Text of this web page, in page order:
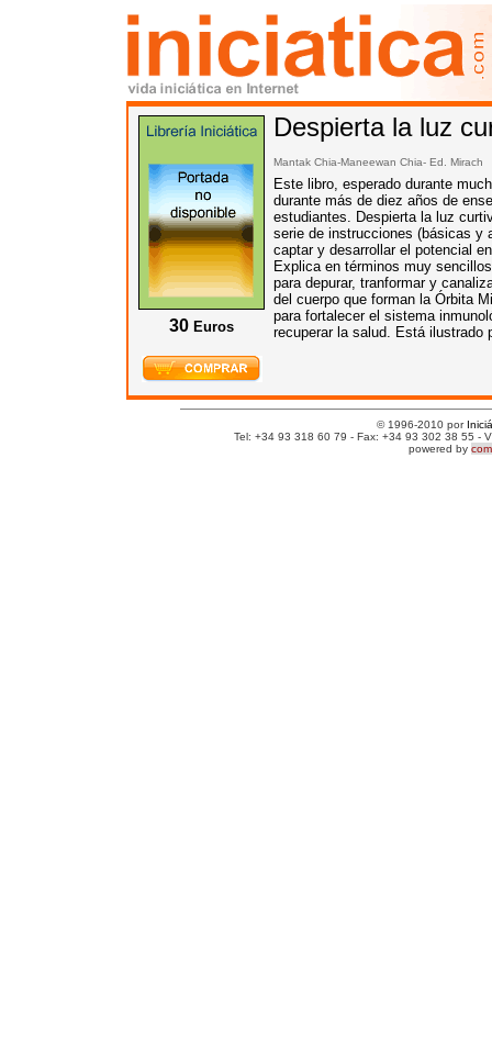
30 Euros
Despierta la luz
Mantak Chia-Maneewan Chia- Ed. Mirach
Este libro, esperado durante
durante más de diez años de
estudiantes. Despierta la luz
serie de instrucciones (básicas y
captar y desarrollar el potencial
Explica en términos muy
para depurar, tranformar y
del cuerpo que forman la Órbita
para fortalecer el sistema
recuperar la salud. Está ilustrado
© 1996-2010 por
Tel: +34 93 318 60 79 - Fax: +34 93 302 38 55 -
powered by